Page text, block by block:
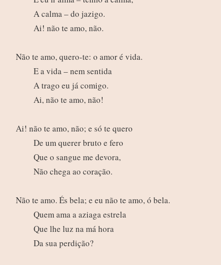
A calma – do jazigo.
Ai! não te amo, não.
Não te amo, quero-te: o amor é vida.
E a vida – nem sentida
A trago eu já comigo.
Ai, não te amo, não!
Ai! não te amo, não; e só te quero
De um querer bruto e fero
Que o sangue me devora,
Não chega ao coração.
Não te amo. És bela; e eu não te amo, ó bela.
Quem ama a aziaga estrela
Que lhe luz na má hora
Da sua perdição?